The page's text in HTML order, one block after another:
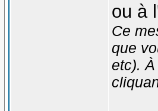
ou à
Ce
que
etc).